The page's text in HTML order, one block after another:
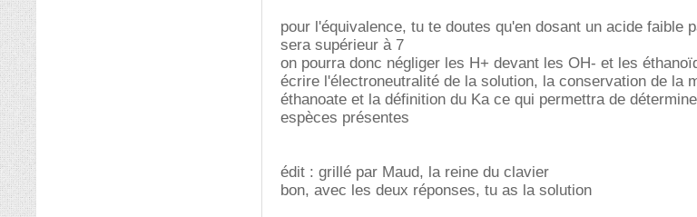
pour l'équivalence, tu te doutes qu'en dosant un acide faible
sera supérieur à 7
on pourra donc négliger les H+ devant les OH- et les
écrire l'électroneutralité de la solution, la conservation de la
éthanoate et la définition du Ka ce qui permettra de
espèces présentes
édit : grillé par Maud, la reine du clavier
bon, avec les deux réponses, tu as la solution